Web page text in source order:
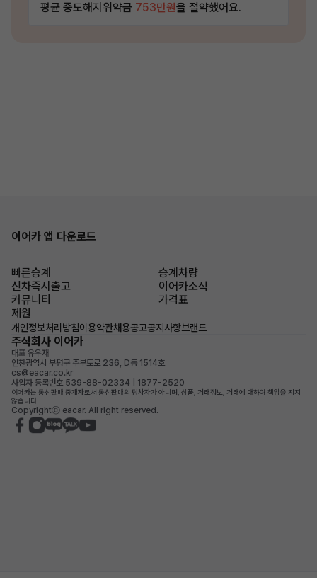
평균 중도해지위약금 753만원을 절약했어요.
이어카 앱 다운로드
빠른승계
승계차량
신차즉시출고
이어카소식
커뮤니티
가격표
제원
개인정보처리방침이용약관채용공고공지사항브랜드
주식회사 이어카
대표 유우재
인천광역시 부평구 주부토로 236, D동 1514호
cs@eacar.co.kr
사업자 등록번호 539-88-02334 | 1877-2520
이어카는 통신판매 중개자로서 통신판매의 당사자가 아니며, 상품, 거래정보, 거래에 대하여 책임을 지지
않습니다.
Copyrightⓒ eacar. All right reserved.